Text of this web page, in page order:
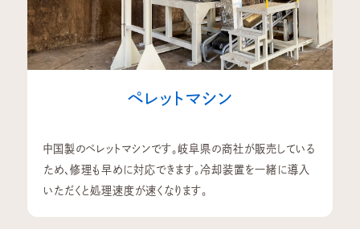
ペレットマシン
中国製のペレットマシンです。岐阜県の商社が販売している
ため、修理も早めに対応できます。冷却装置を一緒に導入
いただくと処理速度が速くなります。